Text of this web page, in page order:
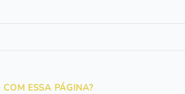
ESSA PÁGINA?